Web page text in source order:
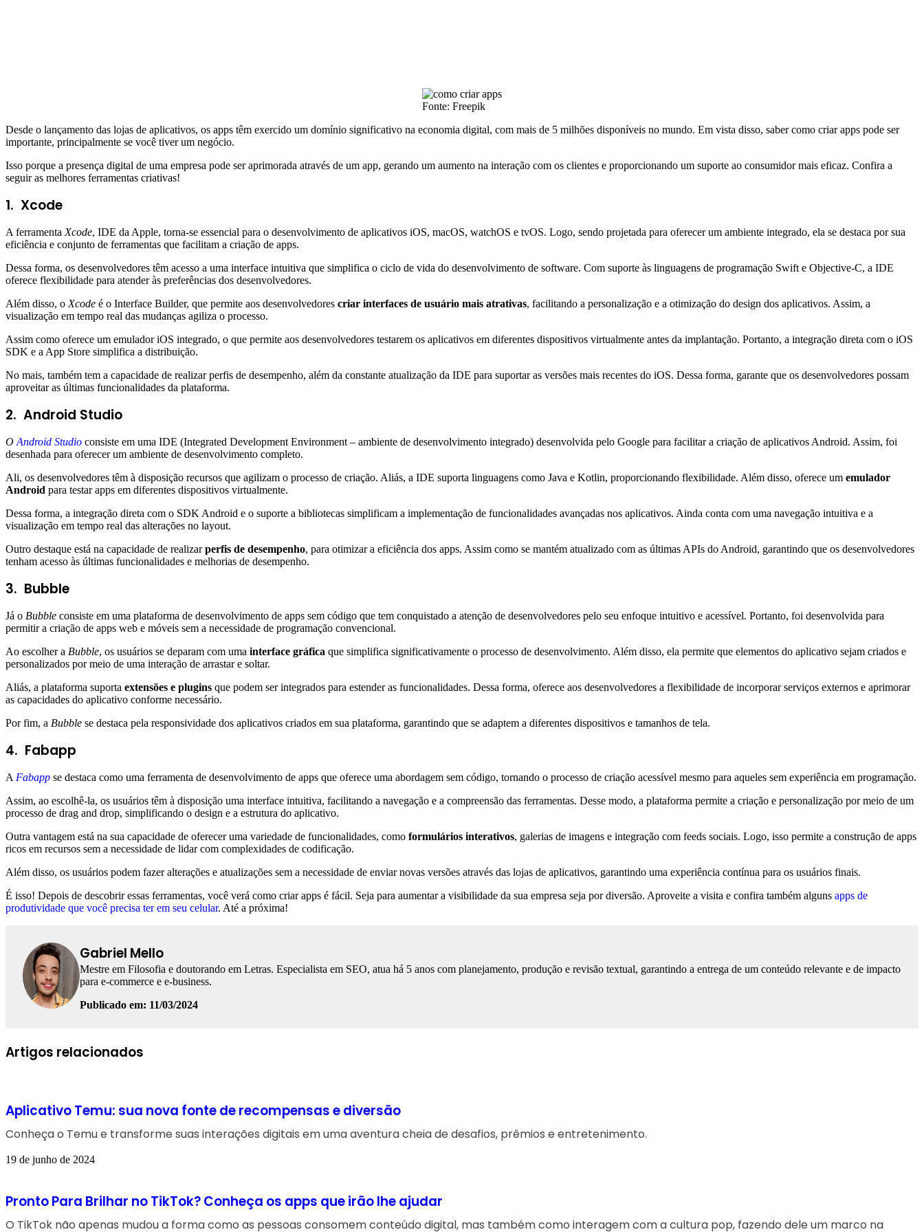
Fonte: Freepik
Desde o lançamento das lojas de aplicativos, os apps têm exercido um domínio significativo na economia digital, com mais de 5 milhões disponíveis no mundo. Em vista disso, saber como criar apps pode ser
importante, principalmente se você tiver um negócio.
Isso porque a presença digital de uma empresa pode ser aprimorada através de um app, gerando um aumento na interação com os clientes e proporcionando um suporte ao consumidor mais eficaz. Confira a
seguir as melhores ferramentas criativas!
1. Xcode
A ferramenta Xcode, IDE da Apple, torna-se essencial para o desenvolvimento de aplicativos iOS, macOS, watchOS e tvOS. Logo, sendo projetada para oferecer um ambiente integrado, ela se destaca por sua
eficiência e conjunto de ferramentas que facilitam a criação de apps.
Dessa forma, os desenvolvedores têm acesso a uma interface intuitiva que simplifica o ciclo de vida do desenvolvimento de software. Com suporte às linguagens de programação Swift e Objective-C, a IDE
oferece flexibilidade para atender às preferências dos desenvolvedores.
Além disso, o Xcode é o Interface Builder, que permite aos desenvolvedores criar interfaces de usuário mais atrativas, facilitando a personalização e a otimização do design dos aplicativos. Assim, a
visualização em tempo real das mudanças agiliza o processo.
Assim como oferece um emulador iOS integrado, o que permite aos desenvolvedores testarem os aplicativos em diferentes dispositivos virtualmente antes da implantação. Portanto, a integração direta com o iOS
SDK e a App Store simplifica a distribuição.
No mais, também tem a capacidade de realizar perfis de desempenho, além da constante atualização da IDE para suportar as versões mais recentes do iOS. Dessa forma, garante que os desenvolvedores possam
aproveitar as últimas funcionalidades da plataforma.
2. Android Studio
O Android Studio consiste em uma IDE (Integrated Development Environment – ambiente de desenvolvimento integrado) desenvolvida pelo Google para facilitar a criação de aplicativos Android. Assim, foi
desenhada para oferecer um ambiente de desenvolvimento completo.
Ali, os desenvolvedores têm à disposição recursos que agilizam o processo de criação. Aliás, a IDE suporta linguagens como Java e Kotlin, proporcionando flexibilidade. Além disso, oferece um emulador
Android para testar apps em diferentes dispositivos virtualmente.
Dessa forma, a integração direta com o SDK Android e o suporte a bibliotecas simplificam a implementação de funcionalidades avançadas nos aplicativos. Ainda conta com uma navegação intuitiva e a
visualização em tempo real das alterações no layout.
Outro destaque está na capacidade de realizarperfis de desempenho, para otimizar a eficiência dos apps. Assim como se mantém atualizado com as últimas APIs do Android, garantindo que os desenvolvedores
tenham acesso às últimas funcionalidades e melhorias de desempenho.
3. Bubble
Já o Bubble consiste em uma plataforma de desenvolvimento de apps sem código que tem conquistado a atenção de desenvolvedores pelo seu enfoque intuitivo e acessível. Portanto, foi desenvolvida para
permitir a criação de apps web e móveis sem a necessidade de programação convencional.
Ao escolher a Bubble, os usuários se deparam com uma interface gráfica que simplifica significativamente o processo de desenvolvimento. Além disso, ela permite que elementos do aplicativo sejam criados e
personalizados por meio de uma interação de arrastar e soltar.
Aliás, a plataforma suporta extensões e plugins que podem ser integrados para estender as funcionalidades. Dessa forma, oferece aos desenvolvedores a flexibilidade de incorporar serviços externos e aprimorar
as capacidades do aplicativo conforme necessário.
Por fim, a Bubble se destaca pela responsividade dos aplicativos criados em sua plataforma, garantindo que se adaptem a diferentes dispositivos e tamanhos de tela.
4. Fabapp
A Fabapp se destaca como uma ferramenta de desenvolvimento de apps que oferece uma abordagem sem código, tornando o processo de criação acessível mesmo para aqueles sem experiência em programação.
Assim, ao escolhê-la, os usuários têm à disposição uma interface intuitiva, facilitando a navegação e a compreensão das ferramentas. Desse modo, a plataforma permite a criação e personalização por meio de um
processo de drag and drop, simplificando o design e a estrutura do aplicativo.
Outra vantagem está na sua capacidade de oferecer uma variedade de funcionalidades, como formulários interativos, galerias de imagens e integração com feeds sociais. Logo, isso permite a construção de apps
ricos em recursos sem a necessidade de lidar com complexidades de codificação.
Além disso, os usuários podem fazer alterações e atualizações sem a necessidade de enviar novas versões através das lojas de aplicativos, garantindo uma experiência contínua para os usuários finais.
É isso! Depois de descobrir essas ferramentas, você verá como criar apps é fácil. Seja para aumentar a visibilidade da sua empresa seja por diversão. Aproveite a visita e confira também alguns apps de
produtividade que você precisa ter em seu celular. Até a próxima!
Gabriel Mello
Mestre em Filosofia e doutorando em Letras. Especialista em SEO, atua há 5 anos com planejamento, produção e revisão textual, garantindo a entrega de um conteúdo relevante e de impacto
para e-commerce e e-business.
Publicado em: 11/03/2024
Facebook
Linkedin
WhatsApp
Telegram
Artigos relacionados
Aplicativo Temu: sua nova fonte de recompensas e diversão
Conheça o Temu e transforme suas interações digitais em uma aventura cheia de desafios, prêmios e entretenimento.
19 de junho de 2024
Pronto Para Brilhar no TikTok? Conheça os apps que irão lhe ajudar
O TikTok não apenas mudou a forma como as pessoas consomem conteúdo digital, mas também como interagem com a cultura pop, fazendo dele um marco na